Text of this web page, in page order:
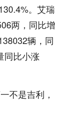
。艾瑞
两，同比增
辆，同
同比小涨